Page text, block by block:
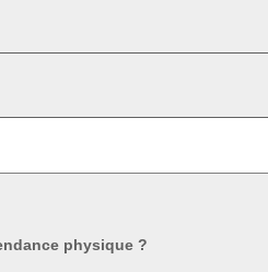
physique ?